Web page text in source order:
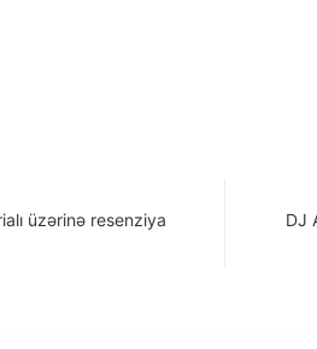
üzərinə resenziya DJ